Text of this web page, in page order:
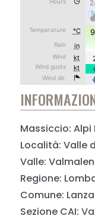
Massiccio:
Località: Valle
Valle:
Regione:
Comune:
Sezione CAI: